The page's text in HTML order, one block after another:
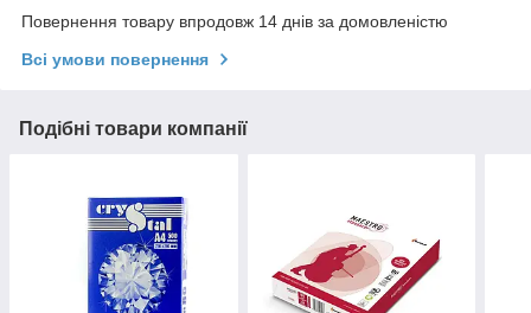
Повернення товару впродовж 14 днів за домовленістю
Всі умови повернення
Подібні товари компанії